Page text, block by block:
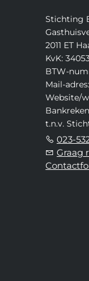
Stichting
2011 ET
KvK:
BTW-
Mail-
Website/
t.n.v.
023-
Graag